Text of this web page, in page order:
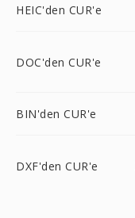
HEIC'den CUR'e
DOC'den CUR'e
BIN'den CUR'e
DXF'den CUR'e